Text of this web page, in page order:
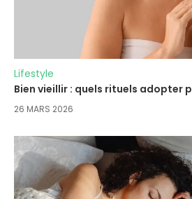
Lifestyle
Bien vieillir : quels rituels adopter
26 MARS 2026